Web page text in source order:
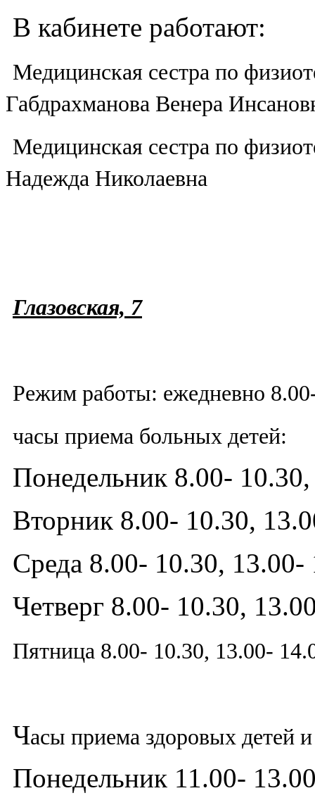
В кабинете работают:
Медицинская сестра по
Габдрахманова Венера
Медицинская сестра по
Надежда Николаевна
Глазовская, 7
Режим работы: ежедневно
часы приема больных детей:
Понедельник 8.00-
Вторник 8.00- 10.30,
Среда 8.00- 10.30, 13.00-
Четверг 8.00- 10.30,
Пятница 8.00- 10.30, 13.00-
Часы приема здоровых детей
Понедельник 11.00-